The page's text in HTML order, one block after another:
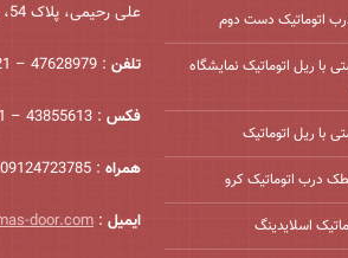
اتوماتیک دست دوم
با ریل اتوماتیک نمایشگاه
با ریل اتوماتیک
درب اتوماتیک کرو
اسلایدینگ
علی رحیمی، پلاک 54، واحد 2
تلفن : 47628979 – 021
فکس : 43855613 – 021
همراه : 09124723785
ایمیل :
door.com